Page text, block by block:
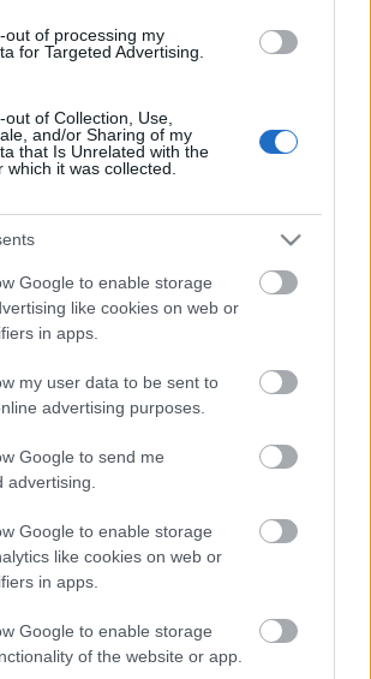
out of processing my
for Targeted Advertising.
of Collection, Use,
and/or Sharing of my
that Is Unrelated with the
which it was collected.
Google to enable storage
like cookies on web or
in apps.
my user data to be sent to
advertising purposes.
Google to send me
advertising.
Google to enable storage
like cookies on web or
in apps.
Google to enable storage
of the website or app.
HIRDETÉS
Szakirányú továbbképzésekkel segíti
idén is a társadalmi kihívások
leküzdését a Gál Ferenc Egyetem
Túlfogyasztás napja - július 30-ra
felhasználta az emberiség a Föld egész
évre elegendő erőforrásait
Ingyenes hepatitis C-szűrés lesz az